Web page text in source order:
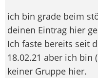
ich bin grade beim
deinen Eintrag hier
Ich faste bereits seit
18.02.21 aber ich bin
keiner Gruppe hier.